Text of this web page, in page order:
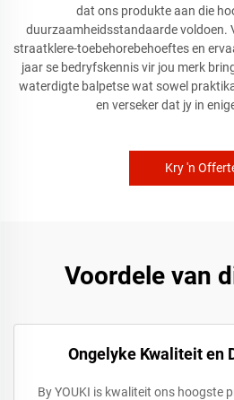
dat ons produkte aan die
duurzaamheidsstandaarde voldoen.
straatklere-toebehorebehoeftes en
jaar se bedryfskennis vir jou merk
waterdigte balpetse wat sowel
en verseker dat jy in
Kry 'n
Voordele van
Ongelyke Kwaliteit en
By YOUKI is kwaliteit ons hoogste